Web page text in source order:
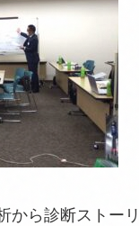
ら診断ストー